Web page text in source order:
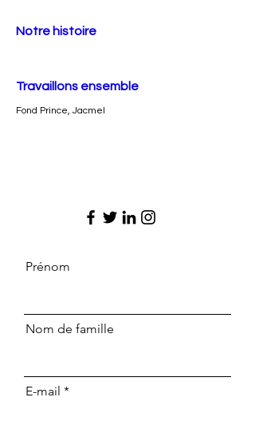
Notre histoire
Travaillons ensemble
Fond Prince, Jacmel
Prénom
Nom de famille
E-mail